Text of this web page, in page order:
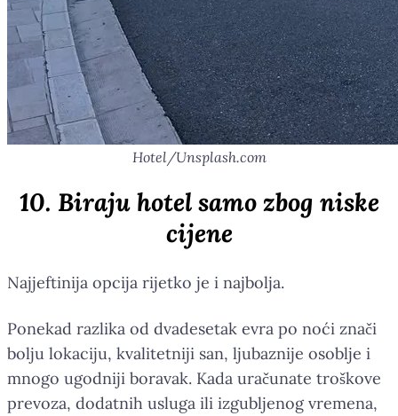
Hotel/Unsplash.com
10. Biraju hotel samo zbog niske
cijene
Najjeftinija opcija rijetko je i najbolja.
Ponekad razlika od dvadesetak evra po noći znači
bolju lokaciju, kvalitetniji san, ljubaznije osoblje i
mnogo ugodniji boravak. Kada uračunate troškove
prevoza, dodatnih usluga ili izgubljenog vremena,